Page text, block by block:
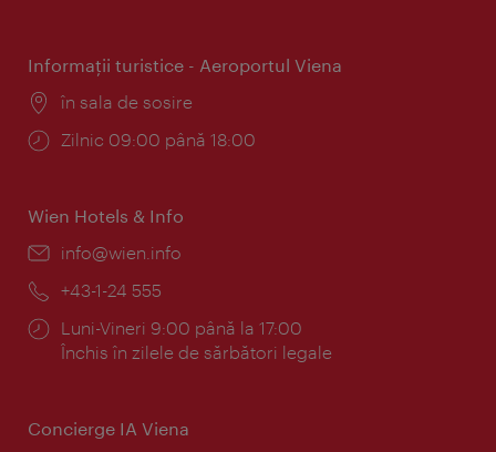
Informaţii turistice - Aeroportul Viena
Locul:
în sala de sosire
Program:
Zilnic 09:00 până 18:00
Wien Hotels & Info
E-
info@wien.info
Telefon:
+43-1-24 555
Program:
Luni-Vineri 9:00 până la 17:00
Închis în zilele de sărbători legale
Concierge IA Viena